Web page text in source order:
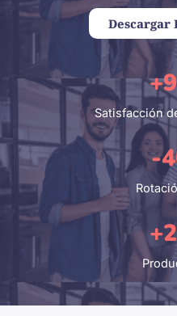
Descargar
Satisfacción
-